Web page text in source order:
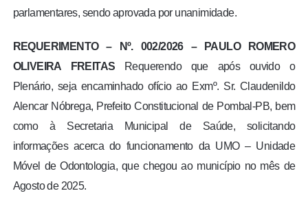
parlamentares, sendo aprovada por unanimidade.
REQUERIMENTO – Nº. 002/2026 – PAULO ROMERO
OLIVEIRA FREITAS
Requerendo que após ouvido o
Plenário, seja encaminhado ofício ao Exmº. Sr. Claudenildo
Alencar Nóbrega, Prefeito Constitucional de Pombal-PB, bem
como à Secretaria Municipal de Saúde, solicitando
informações acerca do funcionamento da UMO – Unidade
Móvel de Odontologia, que chegou ao município no mês de
Agosto de 2025.